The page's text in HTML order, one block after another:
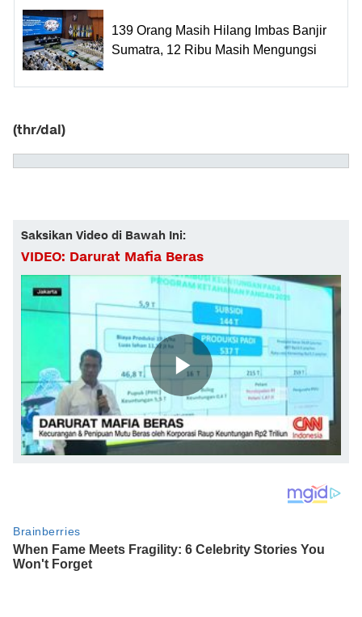
139 Orang Masih Hilang Imbas Banjir
Sumatra, 12 Ribu Masih Mengungsi
(thr/dal)
Saksikan Video di Bawah Ini:
VIDEO: Darurat Mafia Beras